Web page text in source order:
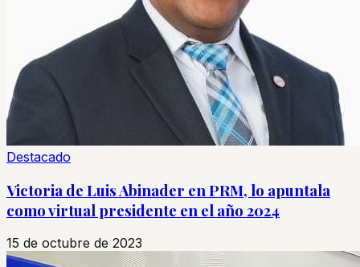
Destacado
Victoria de Luis Abinader en PRM, lo apuntala
como virtual presidente en el año 2024
15 de octubre de 2023